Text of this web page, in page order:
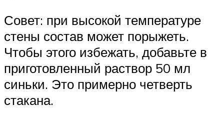
Совет: при высокой температуре
стены состав может порыжеть.
Чтобы этого избежать, добавьте в
приготовленный раствор 50 мл
синьки. Это примерно четверть
стакана.